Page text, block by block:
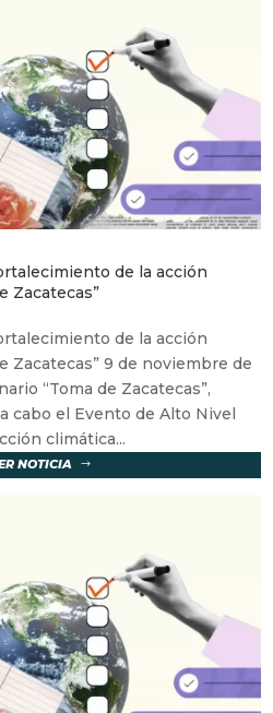
de la acción
Zacatecas”
de la acción
Zacatecas” 9 de noviembre de
“Toma de Zacatecas”,
cabo el Evento de Alto Nivel
climática...
NOTICIA